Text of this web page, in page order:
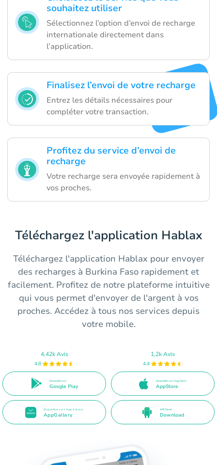
souhaitez utiliser
Sélectionnez l’option d’envoi de recharge
internationale directement dans
l’application.
Finalisez l’envoi de votre recharge
Entrez les détails nécessaires pour
compléter votre transaction.
Profitez du service d’envoi de
recharge
Votre recharge sera envoyée rapidement à
vos proches.
Téléchargez l'application Hablax
Téléchargez l'application Hablax pour envoyer
des recharges à Burkina Faso rapidement et
facilement. Profitez de notre plateforme intuitive
qui vous permet d'envoyer de l'argent à vos
proches. Accédez à tous nos services depuis
votre mobile.
4,42k Avis
4.8
Disponible sur
Google Play
1,2k Avis
4.4
Disponible sur l’App Store
AppStore
Disponible sur l’App Gallery
AppGallery
APK Direct
Download